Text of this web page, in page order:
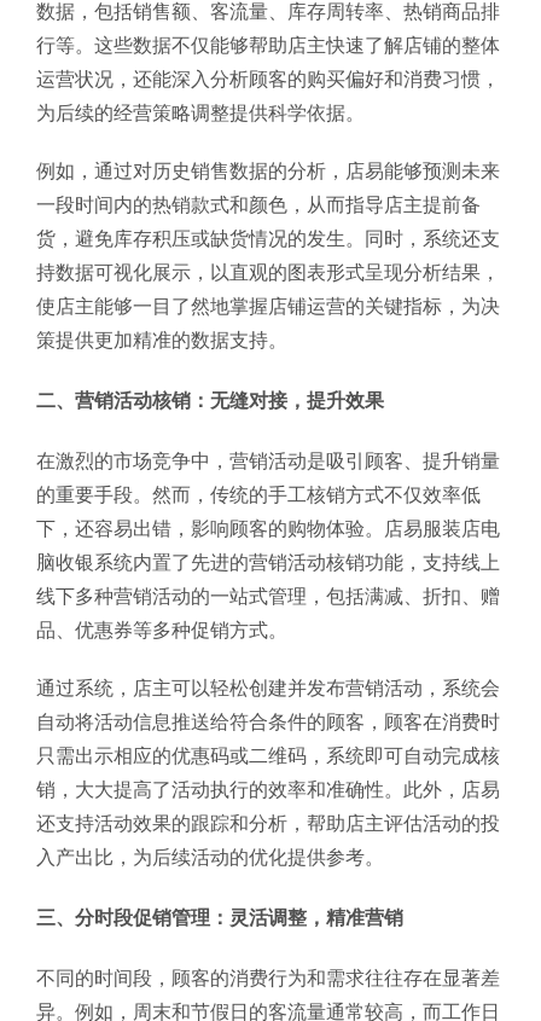
数据，包括销售额、客流量、库存周转率、热销商品排
行等。这些数据不仅能够帮助店主快速了解店铺的整体
运营状况，还能深入分析顾客的购买偏好和消费习惯，
为后续的经营策略调整提供科学依据。
例如，通过对历史销售数据的分析，店易能够预测未来
一段时间内的热销款式和颜色，从而指导店主提前备
货，避免库存积压或缺货情况的发生。同时，系统还支
持数据可视化展示，以直观的图表形式呈现分析结果，
使店主能够一目了然地掌握店铺运营的关键指标，为决
策提供更加精准的数据支持。
二、营销活动核销：无缝对接，提升效果
在激烈的市场竞争中，营销活动是吸引顾客、提升销量
的重要手段。然而，传统的手工核销方式不仅效率低
下，还容易出错，影响顾客的购物体验。店易服装店电
脑收银系统内置了先进的营销活动核销功能，支持线上
线下多种营销活动的一站式管理，包括满减、折扣、赠
品、优惠券等多种促销方式。
通过系统，店主可以轻松创建并发布营销活动，系统会
自动将活动信息推送给符合条件的顾客，顾客在消费时
只需出示相应的优惠码或二维码，系统即可自动完成核
销，大大提高了活动执行的效率和准确性。此外，店易
还支持活动效果的跟踪和分析，帮助店主评估活动的投
入产出比，为后续活动的优化提供参考。
三、分时段促销管理：灵活调整，精准营销
不同的时间段，顾客的消费行为和需求往往存在显著差
异。例如，周末和节假日的客流量通常较高，而工作日